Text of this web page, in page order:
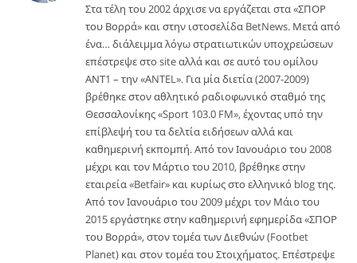
Στα τέλη του 2002 άρχισε να εργάζεται στα «ΣΠΟΡ
του Βορρά» και στην ιστοσελίδα BetNews. Μετά από
ένα… διάλειμμα λόγω στρατιωτικών υποχρεώσεων
επέστρεψε στο site αλλά και σε αυτό του ομίλου
ΑΝΤ1 – την «ANTEL». Για μία διετία (2007-2009)
βρέθηκε στον αθλητικό ραδιοφωνικό σταθμό της
Θεσσαλονίκης «Sport 103.0 FM», έχοντας υπό την
επίβλεψή του τα δελτία ειδήσεων αλλά και
καθημερινή εκπομπή. Από τον Ιανουάριο του 2008
μέχρι και τον Μάρτιο του 2010, βρέθηκε στην
εταιρεία «Betfair» και κυρίως στο ελληνικό blog της.
Από τον Ιανουάριο του 2009 μέχρι τον Μάιο του
2015 εργάστηκε στην καθημερινή εφημερίδα «ΣΠΟΡ
του Βορρά», στον τομέα των Διεθνών (Footbet
Planet) και στον τομέα του Στοιχήματος. Επέστρεψε